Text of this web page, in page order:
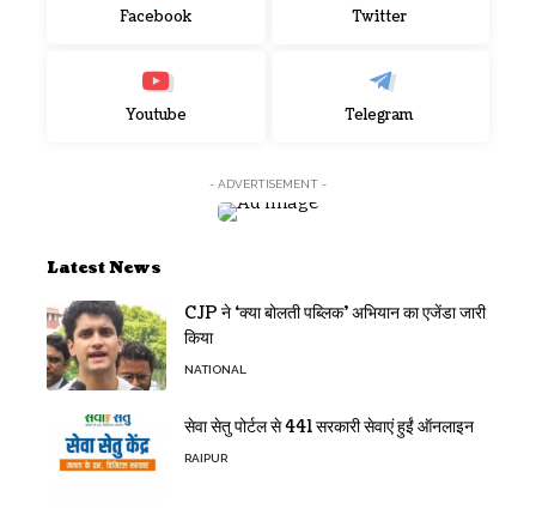
Facebook Twitter
Youtube Telegram
- ADVERTISEMENT -
Latest News
CJP ने ‘क्या बोलती पब्लिक’ अभियान का एजेंडा जारी
किया
NATIONAL
सेवा सेतु पोर्टल से 441 सरकारी सेवाएं हुईं ऑनलाइन
RAIPUR